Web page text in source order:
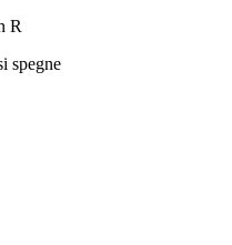
R
spegne